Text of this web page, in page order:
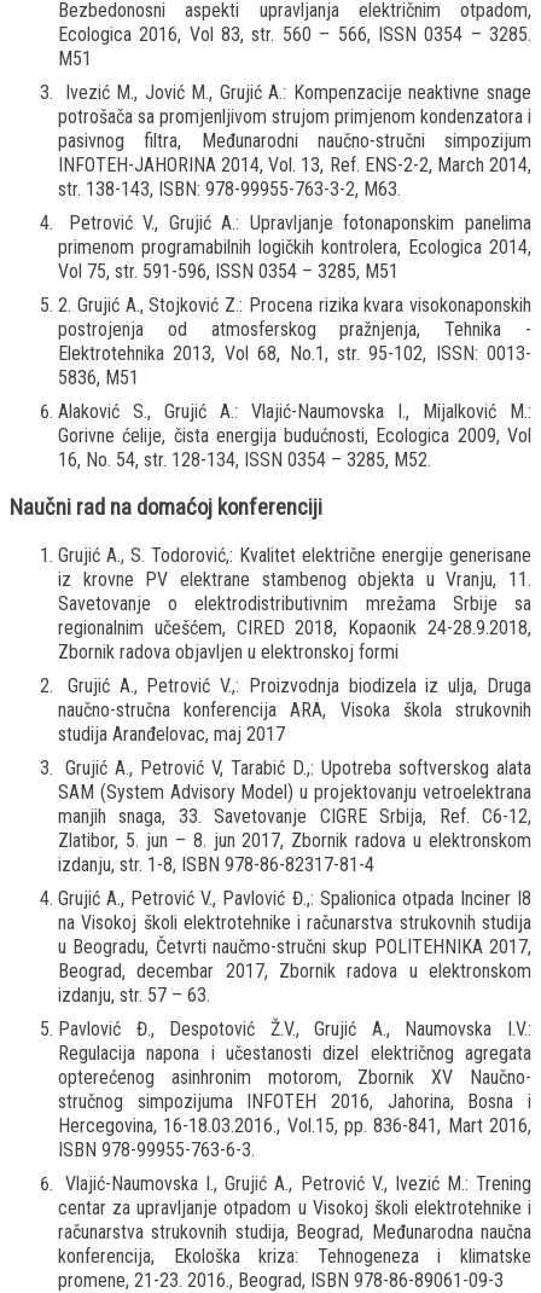
Bezbedonosni aspekti upravljanja električnim otpadom,
Ecologica 2016, Vol 83, str. 560 – 566, ISSN 0354 – 3285.
M51
Ivezić M., Jović M., Grujić A.: Kompenzacije neaktivne snage
potrošača sa promjenljivom strujom primjenom kondenzatora i
pasivnog filtra, Međunarodni naučno-stručni simpozijum
INFOTEH-JAHORINA 2014, Vol. 13, Ref. ENS-2-2, March 2014,
str. 138-143, ISBN: 978-99955-763-3-2, M63.
Petrović V., Grujić A.: Upravljanje fotonaponskim panelima
primenom programabilnih logičkih kontrolera, Ecologica 2014,
Vol 75, str. 591-596, ISSN 0354 – 3285, M51
2. Grujić A., Stojković Z.: Procena rizika kvara visokonaponskih
postrojenja od atmosferskog pražnjenja, Tehnika -
Elektrotehnika 2013, Vol 68, No.1, str. 95-102, ISSN: 0013-
5836, M51
Alaković S., Grujić A.: Vlajić-Naumovska I., Mijalković M.:
Gorivne ćelije, čista energija budućnosti, Ecologica 2009, Vol
16, No. 54, str. 128-134, ISSN 0354 – 3285, M52.
Naučni rad na domaćoj konferenciji
Grujić A., S. Todorović,: Kvalitet električne energije generisane
iz krovne PV elektrane stambenog objekta u Vranju, 11.
Savetovanje o elektrodistributivnim mrežama Srbije sa
regionalnim učešćem, CIRED 2018, Kopaonik 24-28.9.2018,
Zbornik radova objavljen u elektronskoj formi
Grujić A., Petrović V.,: Proizvodnja biodizela iz ulja, Druga
naučno-stručna konferencija ARA, Visoka škola strukovnih
studija Aranđelovac, maj 2017
Grujić A., Petrović V, Tarabić D.,: Upotreba softverskog alata
SAM (System Advisory Model) u projektovanju vetroelektrana
manjih snaga, 33. Savetovanje CIGRE Srbija, Ref. C6-12,
Zlatibor, 5. jun – 8. jun 2017, Zbornik radova u elektronskom
izdanju, str. 1-8, ISBN 978-86-82317-81-4
Grujić A., Petrović V., Pavlović Đ.,: Spalionica otpada Inciner I8
na Visokoj školi elektrotehnike i računarstva strukovnih studija
u Beogradu, Četvrti naučmo-stručni skup POLITEHNIKA 2017,
Beograd, decembar 2017, Zbornik radova u elektronskom
izdanju, str. 57 – 63.
Pavlović Đ., Despotović Ž.V., Grujić A., Naumovska I.V.:
Regulacija napona i učestanosti dizel električnog agregata
opterećenog asinhronim motorom, Zbornik XV Naučno-
stručnog simpozijuma INFOTEH 2016, Jahorina, Bosna i
Hercegovina, 16-18.03.2016., Vol.15, pp. 836-841, Mart 2016,
ISBN 978-99955-763-6-3.
Vlajić-Naumovska I., Grujić A., Petrović V., Ivezić M.: Trening
centar za upravljanje otpadom u Visokoj školi elektrotehnike i
računarstva strukovnih studija, Beograd, Međunarodna naučna
konferencija, Ekološka kriza: Tehnogeneza i klimatske
promene, 21-23. 2016., Beograd, ISBN 978-86-89061-09-3